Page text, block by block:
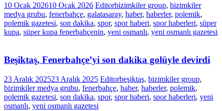
10 Ocak 202610 Ocak 2026 Editorbizimkiler group, bizimkiler
medya grubu, fenerbahçe, galatasaray, haber, haberler, polemik,
polemik gazetesi, son dakika, spor, spor haberi, spor haberleri, süper
kupa, süper kupa fenerbahçenin, yeni osmanlı, yeni osmanlı gazetesi
Beşiktaş, Fenerbahçe’yi son dakika golüyle devirdi
23 Aralık 202523 Aralık 2025 Editorbeşiktaş, bizimkiler group,
bizimkiler medya grubu, fenerbahçe, haber, haberler, polemik,
polemik gazetesi, son dakika, spor, spor haberi, spor haberleri, yeni
osmanlı, yeni osmanlı gazetesi